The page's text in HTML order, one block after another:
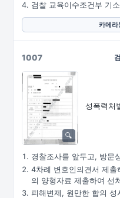
검찰 교육이수조건부 기
카메라
1007
성폭력처
경찰조사를 앞두고, 방문
4차례 변호인의견서 제출
의 양형자료 제출하여 선
피해변제, 원만한 합의 성